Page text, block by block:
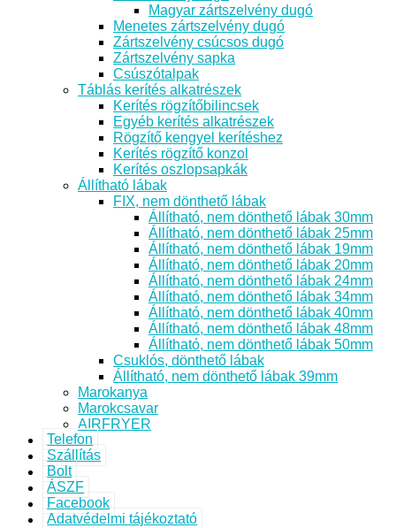
Magyar zártszelvény dugó
Menetes zártszelvény dugó
Zártszelvény csúcsos dugó
Zártszelvény sapka
Csúszótalpak
Táblás kerítés alkatrészek
Kerítés rögzítőbilincsek
Egyéb kerítés alkatrészek
Rögzítő kengyel kerítéshez
Kerítés rögzítő konzol
Kerítés oszlopsapkák
Állítható lábak
FIX, nem dönthető lábak
Állítható, nem dönthető lábak 30mm
Állítható, nem dönthető lábak 25mm
Állítható, nem dönthető lábak 19mm
Állítható, nem dönthető lábak 20mm
Állítható, nem dönthető lábak 24mm
Állítható, nem dönthető lábak 34mm
Állítható, nem dönthető lábak 40mm
Állítható, nem dönthető lábak 48mm
Állítható, nem dönthető lábak 50mm
Csuklós, dönthető lábak
Állítható, nem dönthető lábak 39mm
Marokanya
Marokcsavar
AIRFRYER
Telefon
Szállítás
Bolt
ÁSZF
Facebook
Adatvédelmi tájékoztató